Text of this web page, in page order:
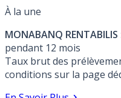
À la une
MONABANQ RENTABILIS
pendant 12 mois
Taux brut des
conditions sur la page